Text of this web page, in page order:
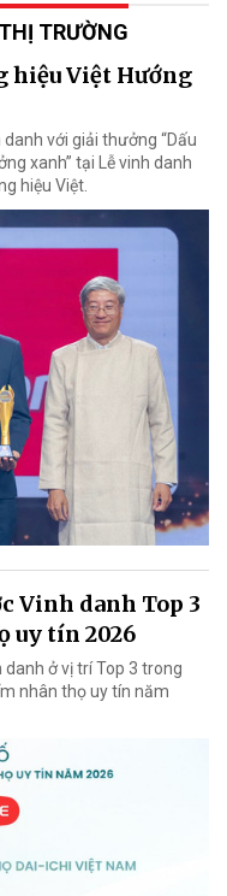
TRƯỜNG
hiệu Việt Hướng
với giải thưởng “Dấu
xanh” tại Lễ vinh danh
hiệu Việt.
Vinh danh Top 3
uy tín 2026
ở vị trí Top 3 trong
nhân thọ uy tín năm